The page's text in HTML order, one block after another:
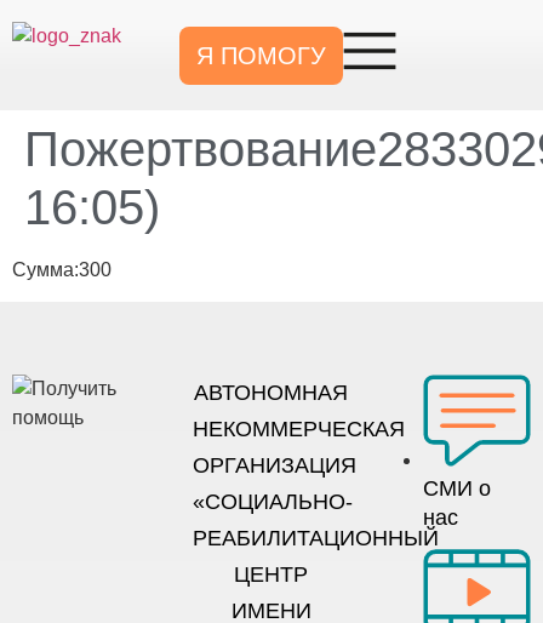
Я ПОМОГУ
16:05)
Сумма:300
АВТОНОМНАЯ
НЕКОММЕРЧЕСКАЯ
ОРГАНИЗАЦИЯ
«СОЦИАЛЬНО-
РЕАБИЛИТАЦИОННЫЙ
ЦЕНТР
ИМЕНИ
СМИ о
нас